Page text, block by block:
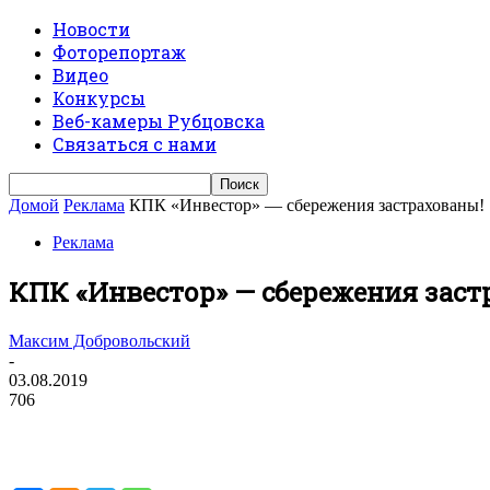
Новости
Фоторепортаж
Видео
Конкурсы
Веб-камеры Рубцовска
Связаться с нами
Домой Реклама КПК «Инвестор» — сбережения застрахованы!
Реклама
КПК «Инвестор» — сбережения
Максим Добровольский
-
03.08.2019
706